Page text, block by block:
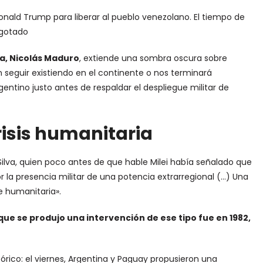
Trump para liberar al pueblo venezolano. El tiempo de
Nicolás Maduro, extiende una sombra oscura sobre
existiendo en el continente o nos terminará
justo antes de respaldar el despliegue militar de
humanitaria
quien poco antes de que hable Milei había señalado que
presencia militar de una potencia extrarregional (…) Una
humanitaria».
se produjo una intervención de ese tipo fue en 1982,
el viernes, Argentina y Paguay propusieron una